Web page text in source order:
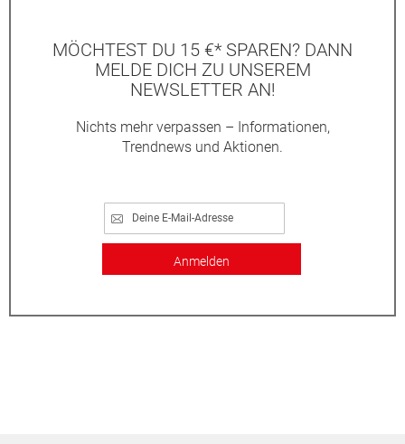
MÖCHTEST DU 15 €* SPAREN? DANN
MELDE DICH ZU UNSEREM
NEWSLETTER AN!
Nichts mehr verpassen – Informationen,
Trendnews und Aktionen.
Anmelden